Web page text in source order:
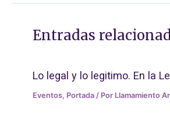
Entradas
Lo legal y lo legitimo. En la
Eventos, Portada / Por Llamamiento